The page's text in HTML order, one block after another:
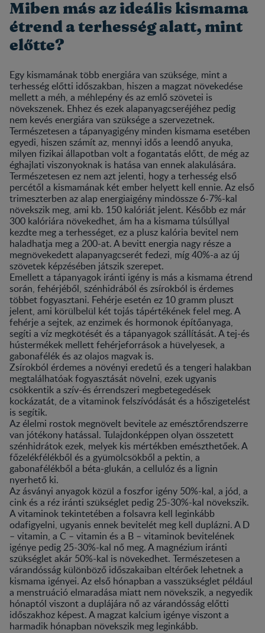
Miben más az ideális kismama
étrend a terhesség alatt, mint
előtte?
Egy kismamának több energiára van szüksége, mint a
terhesség előtti időszakban, hiszen a magzat növekedése
mellett a méh, a méhlepény és az emlő szövetei is
növekszenek. Ehhez és ezek alapanyagcseréjéhez pedig
nem kevés energiára van szüksége a szervezetnek.
Természetesen a tápanyagigény minden kismama esetében
egyedi, hiszen számít az, mennyi idős a leendő anyuka,
milyen fizikai állapotban volt a fogantatás előtt, de még az
éghajlati viszonyoknak is hatása van ennek alakulására.
Természetesen ez nem azt jelenti, hogy a terhesség első
percétől a kismamának két ember helyett kell ennie. Az első
trimeszterben az alap energiaigény mindössze 6-7%-kal
növekszik meg, ami kb. 150 kalóriát jelent. Később ez már
300 kalóriára növekedhet, ám ha a kismama túlsúllyal
kezdte meg a terhességet, ez a plusz kalória bevitel nem
haladhatja meg a 200-at. A bevitt energia nagy része a
megnövekedett alapanyagcserét fedezi, míg 40%-a az új
szövetek képzésében játszik szerepet.
Emellett a tápanyagok iránti igény is más a kismama étrend
során, fehérjéből, szénhidrából és zsírokból is érdemes
többet fogyasztani. Fehérje esetén ez 10 gramm pluszt
jelent, ami körülbelül két tojás tápértékének felel meg. A
fehérje a sejtek, az enzimek és hormonok építőanyaga,
segíti a víz megkötését és a tápanyagok szállítását. A tej-és
hústermékek mellett fehérjeforrások a hüvelyesek, a
gabonafélék és az olajos magvak is.
Zsírokból érdemes a növényi eredetű és a tengeri halakban
megtalálhatóak fogyasztását növelni, ezek ugyanis
csökkentik a szív-és érrendszeri megbetegedések
kockázatát, de a vitaminok felszívódását és a hőszigetelést
is segítik.
Az élelmi rostok megnövelt bevitele az emésztőrendszerre
van jótékony hatással. Tulajdonképpen olyan összetett
szénhidrátok ezek, melyek kis mértékben emészthetőek. A
főzelékfélékből és a gyümölcsökből a pektin, a
gabonafélékből a béta-glukán, a cellulóz és a lignin
nyerhető ki.
Az ásványi anyagok közül a foszfor igény 50%-kal, a jód, a
cink és a réz iránti szükséglet pedig 25-30%-kal növekszik.
A vitaminok tekintetében a folsavra kell leginkább
odafigyelni, ugyanis ennek bevitelét meg kell duplázni. A D
– vitamin, a C – vitamin és a B – vitaminok bevitelének
igénye pedig 25-30%-kal nő meg. A magnézium iránti
szükséglet akár 50%-kal is növekedhet. Természetesen a
várandósság különböző időszakaiban eltérőek lehetnek a
kismama igényei. Az első hónapban a vasszükséglet például
a menstruáció elmaradása miatt nem növekszik, a negyedik
hónaptól viszont a duplájára nő az várandósság előtti
időszakhoz képest. A magzat kalcium igénye viszont a
harmadik hónapban növekszik meg leginkább.